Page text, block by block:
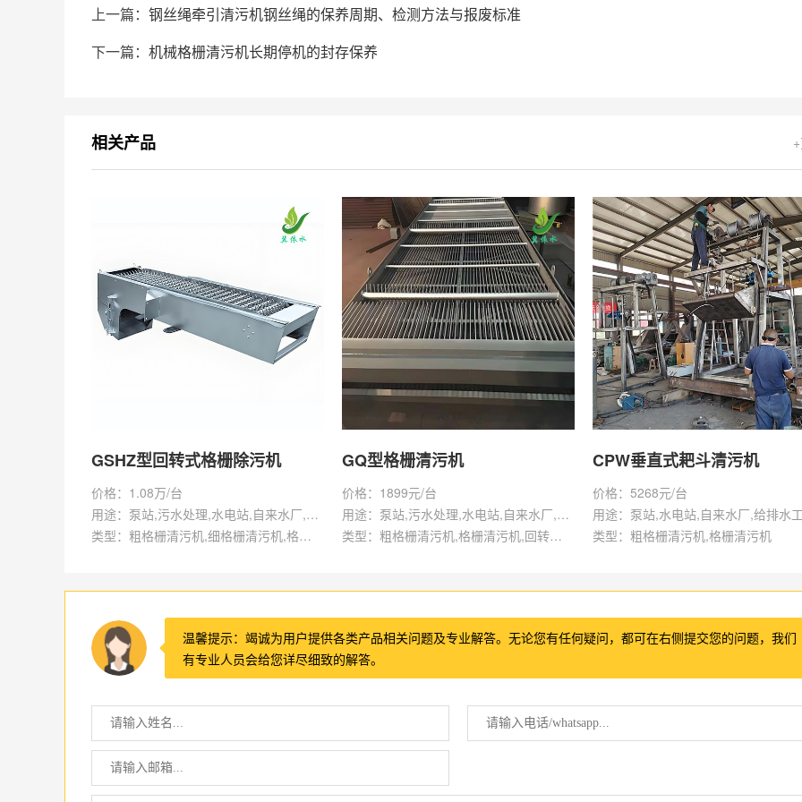
上一篇： 钢丝绳牵引清污机钢丝绳的保养周期、检测方法与报废标准
下一篇： 机械格栅清污机长期停机的封存保养
相关产品
GSHZ型回转式格栅除污机
价格：1.08万/台
用途：泵站,污水处理,水电站,自来水厂,渠道,水产养殖,化工,纺织,给排水工程
类型：粗格栅清污机,细格栅清污机,格栅清污机,回转式清污机
GQ型格栅清污机
价格：1899元/台
用途：泵站,污水处理,水电站,自来水厂,给排水工程
类型：粗格栅清污机,格栅清污机,回转式清污机
CPW垂直式耙斗清污机
价格：5268元/台
用途：泵站,水电站,自来水厂,给排水
类型：粗格栅清污机,格栅清污机
温馨提示：竭诚为用户提供各类产品相关问题及专业解答。无论您有任何疑问，都可在右侧提交您的问题，我们
有专业人员会给您详尽细致的解答。